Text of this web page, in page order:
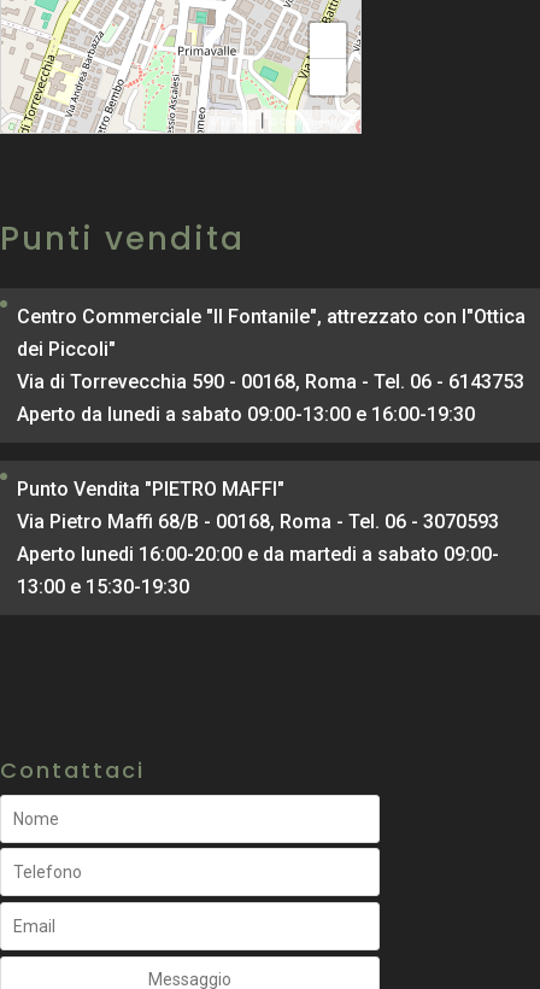
© OpenStreetMap
Punti vendita
Centro Commerciale "Il Fontanile", attrezzato con l"Ottica
dei Piccoli"
Via di Torrevecchia 590 - 00168, Roma - Tel. 06 - 6143753
Aperto da lunedi a sabato 09:00-13:00 e 16:00-19:30
Punto Vendita "PIETRO MAFFI"
Via Pietro Maffi 68/B - 00168, Roma - Tel. 06 - 3070593
Aperto lunedi 16:00-20:00 e da martedi a sabato 09:00-
13:00 e 15:30-19:30
Contattaci